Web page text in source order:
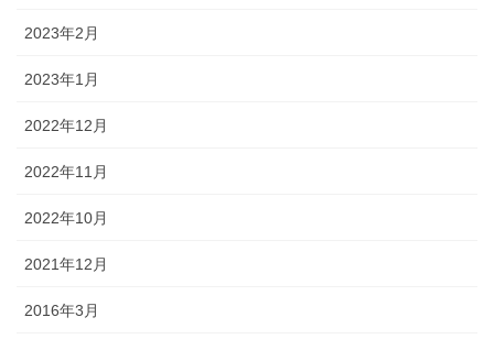
2023年2月
2023年1月
2022年12月
2022年11月
2022年10月
2021年12月
2016年3月